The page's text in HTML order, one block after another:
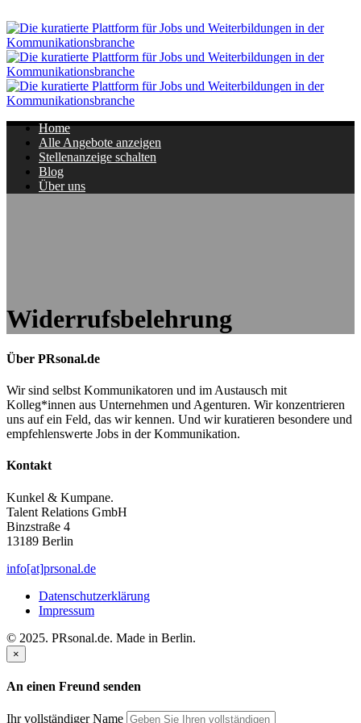
Home
Alle Angebote anzeigen
Stellenanzeige schalten
Blog
Über uns
Widerrufsbelehrung
Über PRsonal.de
Wir sind selbst Kommunikatoren und im Austausch mit
Kolleg*innen aus Unternehmen und Agenturen. Wir konzentrieren
uns auf ein Feld, das wir kennen. Und wir kuratieren besondere und
empfehlenswerte Jobs in der Kommunikation.
Kontakt
Kunkel & Kumpane.
Talent Relations GmbH
Binzstraße 4
13189 Berlin
info[at]prsonal.de
Datenschutzerklärung
Impressum
© 2025. PRsonal.de. Made in Berlin.
×
An einen Freund senden
Ihr vollständiger Name